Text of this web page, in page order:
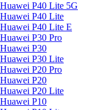
P40 Lite 5G
P40 Lite
P40 Lite E
P30 Pro
P30
P30 Lite
P20 Pro
P20
P20 Lite
P10